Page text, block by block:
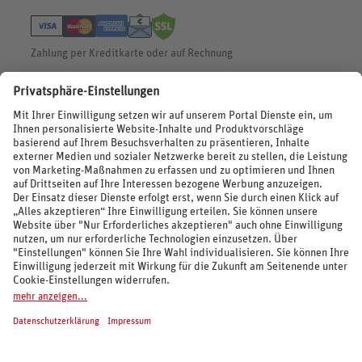
Widerruf HanseMerkur
Zahlung per Kreditkarte oder auf Rechnung
BEWERTUNGEN
SOCIAL MEDIA
REISEVERANSTALTER UND MARKEN